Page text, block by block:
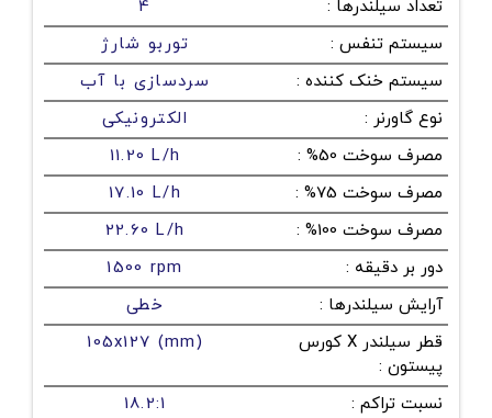
تعداد سیلندرها :
4
سیستم تنفس :
توربو شارژ
سیستم خنک کننده :
سردسازی با آب
نوع گاورنر :
الکترونیکی
مصرف سوخت 50%
:
11.20 L/h
مصرف سوخت 75%
:
17.10 L/h
مصرف سوخت 100%
:
22.60 L/h
دور بر دقیقه :
1500 rpm
آرایش سیلندرها :
خطی
قطر سیلندر X کورس
پیستون :
105x127 (mm)
نسبت تراکم :
18.2:1